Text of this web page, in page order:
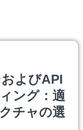
よびAPI
ング：適
チャの選